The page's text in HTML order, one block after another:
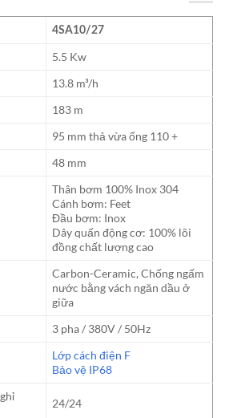
4SA10/27
5.5 Kw
13.8 m³/h
183 m
95 mm thả vừa ống 110 +
48 mm
Thân bơm 100% Inox 304
Cánh bơm: Feet
Đầu bơm: Inox
Dây quấn động cơ: 100% lõi
đồng chất lượng cao
Carbon-Ceramic, Chống ngấm
nước bằng vách ngăn dầu ở
giữa
3 pha / 380V / 50Hz
Lớp cách điện F
Bảo vệ IP68
24/24